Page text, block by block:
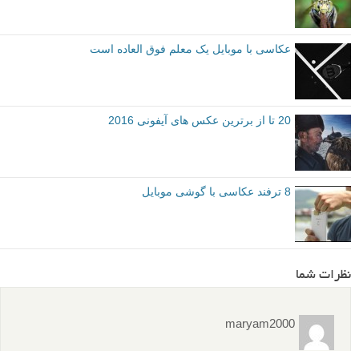
عکاس: Olga Nazarova
عکاس: Hamed Nazari
نویسنده: الیویه دونگ (Olivier Duong)
م
برگرفته از:digital-photography-school